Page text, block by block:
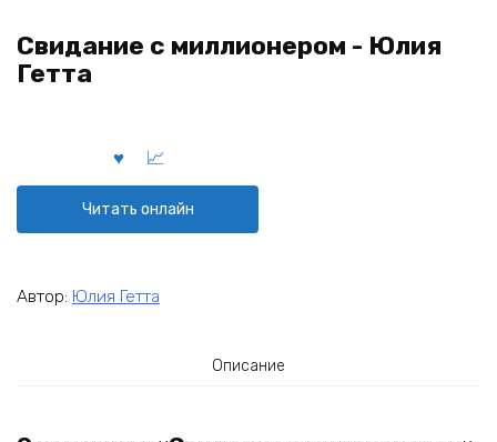
Свидание с миллионером - Юлия
Гетта
Читать онлайн
Автор: Юлия Гетта
Описание